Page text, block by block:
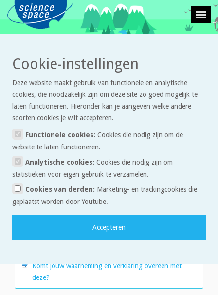
Leven en natuur > Proefjes > Hoe maak ik de bloedvaten van mijn
vaatvlies zichtbaar?
Hoe maak ik de bloedvaten
van mijn vaatvlies zichtbaar?
- Neem een stuk karton (10 cm x 10 cm) en prik in het midden een
klein gaatje.
- Houd het karton met het gaatje zo dicht mogelijk voor één van je
ogen. Bedek het andere oog met je hand.
- Kijk door het gaatje naar een vel wit papier.
- Beweeg het stuk karton zo dat het gaatje heel kleine cirkeltjes
beschrijft (tempo: ongeveer 3x per seconde).
Komt jouw waarneming en verklaring overeen met
deze?
Cookie-instellingen
Deze website maakt gebruik van functionele en analytische
cookies, die noodzakelijk zijn om deze site zo goed mogelijk te
laten functioneren. Hieronder kan je aangeven welke andere
soorten cookies je wilt accepteren.
Functionele cookies: Cookies die nodig zijn om de
website te laten functioneren.
Analytische cookies: Cookies die nodig zijn om
statistieken voor eigen gebruik te verzamelen.
Cookies van derden: Marketing- en trackingcookies die
geplaatst worden door Youtube.